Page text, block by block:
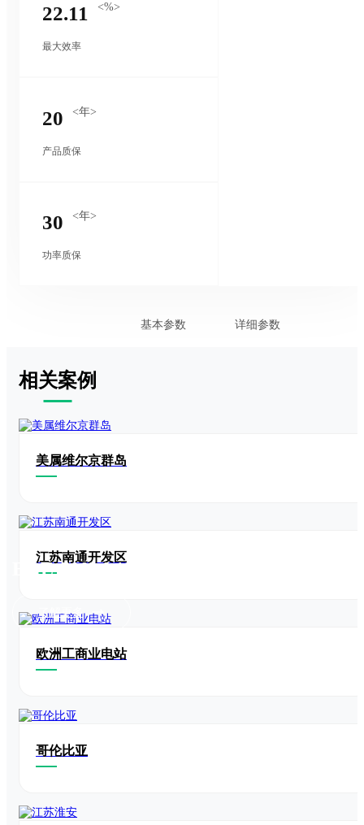
EGE-500W-120N(M10R)
了解更多
22.11 <%>
最大效率
20 <年>
产品质保
30 <年>
功率质保
基本参数 详细参数
相关案例
美属维尔京群岛
江苏南通开发区
欧洲工商业电站
哥伦比亚